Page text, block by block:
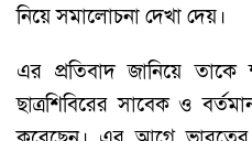
নিয়ে সমালোচনা দেখা দেয়।
এর প্রতিবাদ জানিয়ে তাকে
ছাত্রশিবিরের সাবেক ও